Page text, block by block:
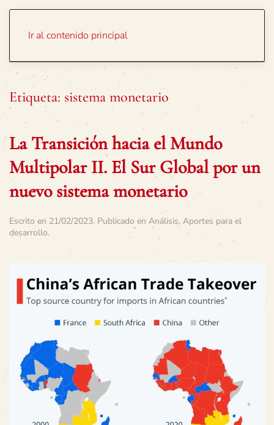
Ir al contenido principal
Etiqueta: sistema monetario
La Transición hacia el Mundo
Multipolar II. El Sur Global por un
nuevo sistema monetario
Escrito en 21/02/2023. Publicado en Análisis, Aportes para el
desarrollo.